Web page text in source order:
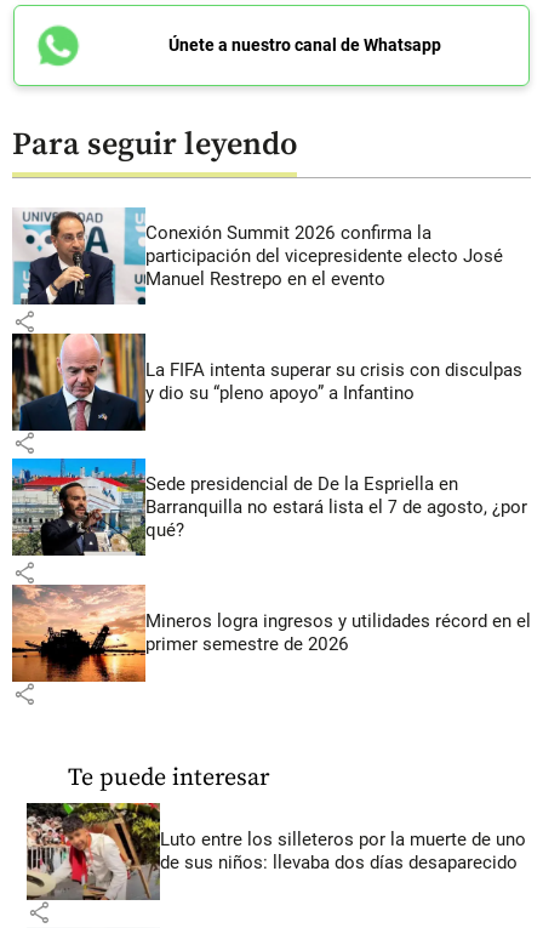
Únete a nuestro canal de Whatsapp
Para seguir leyendo
Conexión Summit 2026 confirma la
participación del vicepresidente electo José
Manuel Restrepo en el evento
share
La FIFA intenta superar su crisis con disculpas
y dio su “pleno apoyo” a Infantino
share
Sede presidencial de De la Espriella en
Barranquilla no estará lista el 7 de agosto, ¿por
qué?
share
Mineros logra ingresos y utilidades récord en el
primer semestre de 2026
share
Te puede interesar
Luto entre los silleteros por la muerte de uno
de sus niños: llevaba dos días desaparecido
share